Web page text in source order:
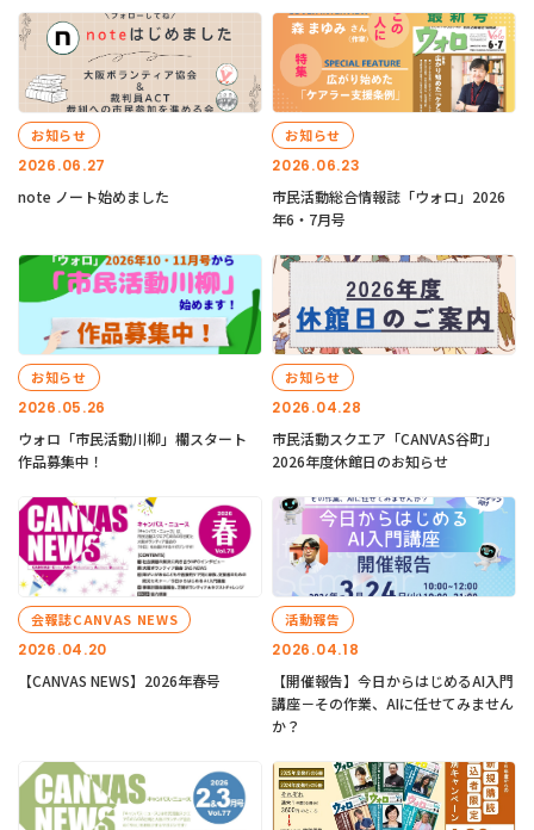
2026.06.27
お知らせ
note ノート始めました
2026.06.23
お知らせ
市民活動総合情報誌「ウォロ」2026
年6・7月号
2026.05.26
お知らせ
ウォロ「市民活動川柳」欄スタート
作品募集中！
2026.04.28
お知らせ
市民活動スクエア「CANVAS谷町」
2026年度休館日のお知らせ
2026.04.20
会報誌CANVAS NEWS
【CANVAS NEWS】2026年春号
2026.04.18
活動報告
【開催報告】今日からはじめるAI入門
講座－その作業、AIに任せてみません
か？